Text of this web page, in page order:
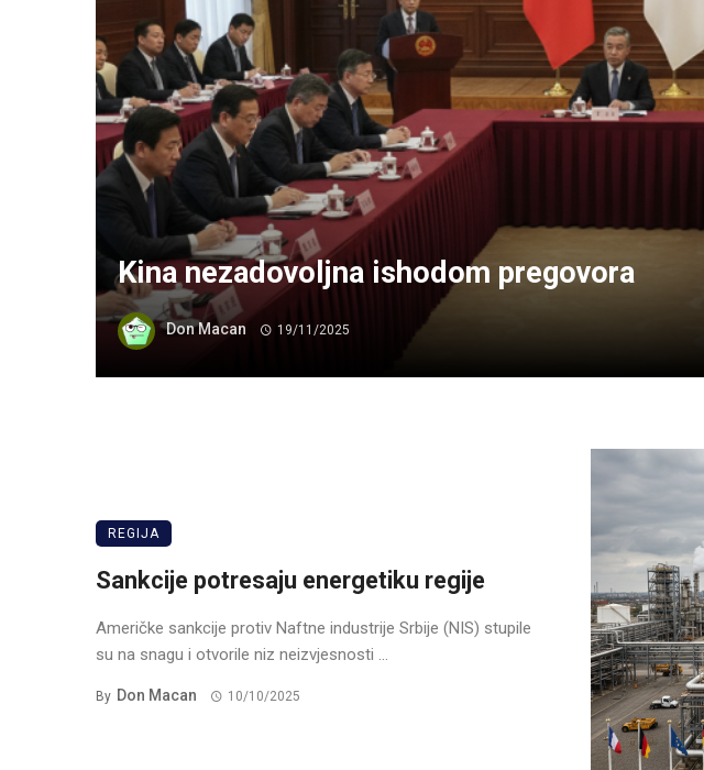
Kina nezadovoljna ishodom pregovora
Don Macan 19/11/2025
REGIJA
Sankcije potresaju energetiku regije
Američke sankcije protiv Naftne industrije Srbije (NIS) stupile
su na snagu i otvorile niz neizvjesnosti ...
By Don Macan 10/10/2025